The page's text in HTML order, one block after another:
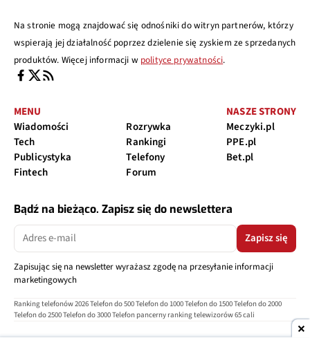
Na stronie mogą znajdować się odnośniki do witryn partnerów, którzy
wspierają jej działalność poprzez dzielenie się zyskiem ze sprzedanych
produktów. Więcej informacji w polityce prywatności.
MENU
Wiadomości
Tech
Publicystyka
Fintech
Rozrywka
Rankingi
Telefony
Forum
NASZE STRONY
Meczyki.pl
PPE.pl
Bet.pl
Bądź na bieżąco. Zapisz się do newslettera
Zapisz się
Zapisując się na newsletter wyrażasz zgodę na przesyłanie informacji
marketingowych
Ranking telefonów 2026Telefon do 500Telefon do 1000Telefon do 1500Telefon do 2000
Telefon do 2500Telefon do 3000Telefon pancerny ranking telewizorów 65 cali